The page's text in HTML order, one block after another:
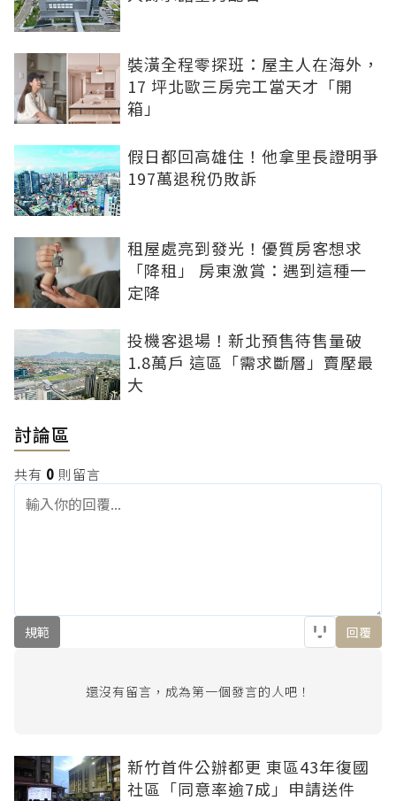
裝潢全程零探班：屋主人在海外，
17 坪北歐三房完工當天才「開
箱」
假日都回高雄住！他拿里長證明爭
197萬退稅仍敗訴
租屋處亮到發光！優質房客想求
「降租」 房東激賞：遇到這種一
定降
投機客退場！新北預售待售量破
1.8萬戶 這區「需求斷層」賣壓最
大
討論區
共有 0 則留言
規範 回覆
還沒有留言，成為第一個發言的人吧！
新竹首件公辦都更 東區43年復國
社區「同意率逾7成」申請送件